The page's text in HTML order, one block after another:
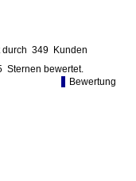
349 Kunden
Sternen bewertet.
Bewertung